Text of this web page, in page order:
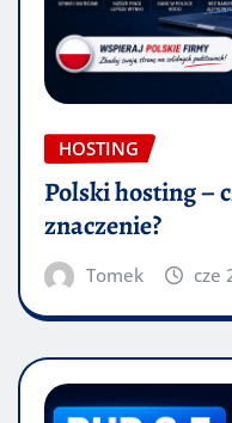
HOSTING
Polski hosting –
znaczenie?
Tomek cze